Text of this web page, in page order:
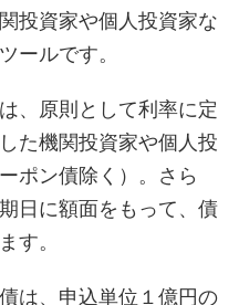
投資家や個人投資家な
ールです。
、原則として利率に定
た機関投資家や個人投
ポン債除く）。さら
日に額面をもって、債
す。
は、申込単位１億円の